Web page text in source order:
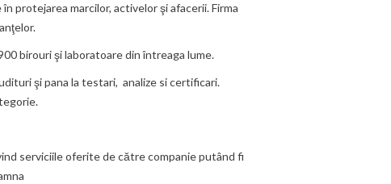
protejarea marcilor, activelor şi afacerii. Firma
birouri şi laboratoare din întreaga lume.
şi pana la testari, analize si certificari.
serviciile oferite de către companie putând fi